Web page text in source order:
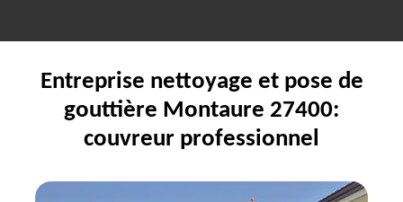
Entreprise nettoyage et pose de
gouttière Montaure 27400:
couvreur professionnel